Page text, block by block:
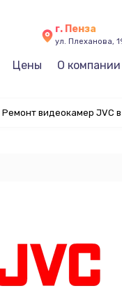
г. Пенза
ул. Плеханова,
Цены О компании
Ремонт видеокамер JVC